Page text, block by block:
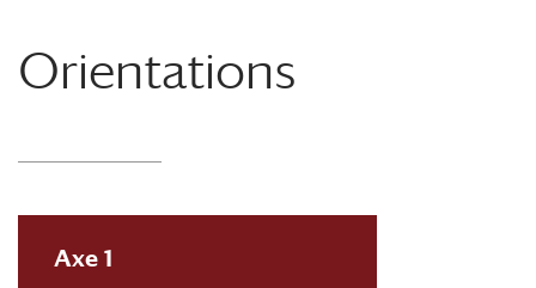
Orientations
Axe 1